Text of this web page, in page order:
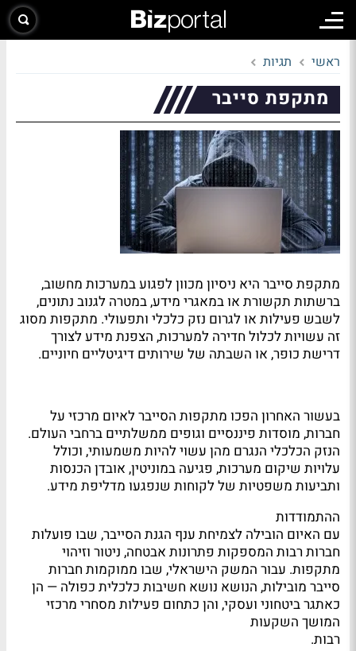
ראשי תגיות
מתקפת סייבר
מתקפת סייבר היא ניסיון מכוון לפגוע במערכות מחשוב,
ברשתות תקשורת או במאגרי מידע, במטרה לגנוב נתונים,
לשבש פעילות או לגרום נזק כלכלי ותפעולי. מתקפות מסוג
זה עשויות לכלול חדירה למערכות, הצפנת מידע לצורך
דרישת כופר, או השבתה של שירותים דיגיטליים חיוניים.
בעשור האחרון הפכו מתקפות הסייבר לאיום מרכזי על
חברות, מוסדות פיננסיים וגופים ממשלתיים ברחבי העולם.
הנזק הכלכלי הנגרם מהן עשוי להיות משמעותי, וכולל
עלויות שיקום מערכות, פגיעה במוניטין, אובדן הכנסות
ותביעות משפטיות של לקוחות שנפגעו מדליפת מידע.
ההתמודדות
עם האיום הובילה לצמיחת ענף הגנת הסייבר, שבו פועלות
חברות רבות המספקות פתרונות אבטחה, ניטור וזיהוי
מתקפות. עבור המשק הישראלי, שבו ממוקמות חברות
סייבר מובילות, הנושא נושא חשיבות כלכלית כפולה — הן
כאתגר ביטחוני ועסקי, והן כתחום פעילות מסחרי מרכזי
המושך השקעות
רבות.